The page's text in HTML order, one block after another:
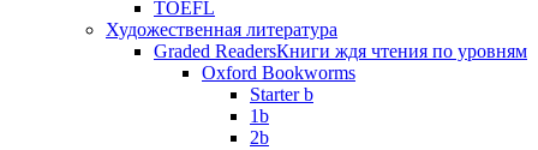
TOEFL
Художественная литература
Graded ReadersКниги ждя чтения по уровням
Oxford Bookworms
Starter b
1b
2b